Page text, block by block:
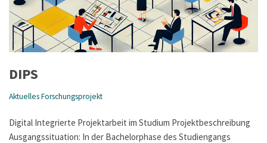
DIPS
Aktuelles Forschungsprojekt
Digital Integrierte Projektarbeit im Studium Projektbeschreibung
Ausgangssituation: In der Bachelorphase des Studiengangs